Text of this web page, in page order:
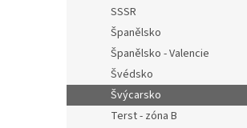
SSSR
Španělsko
Španělsko - Valencie
Švédsko
Švýcarsko
Terst - zóna B